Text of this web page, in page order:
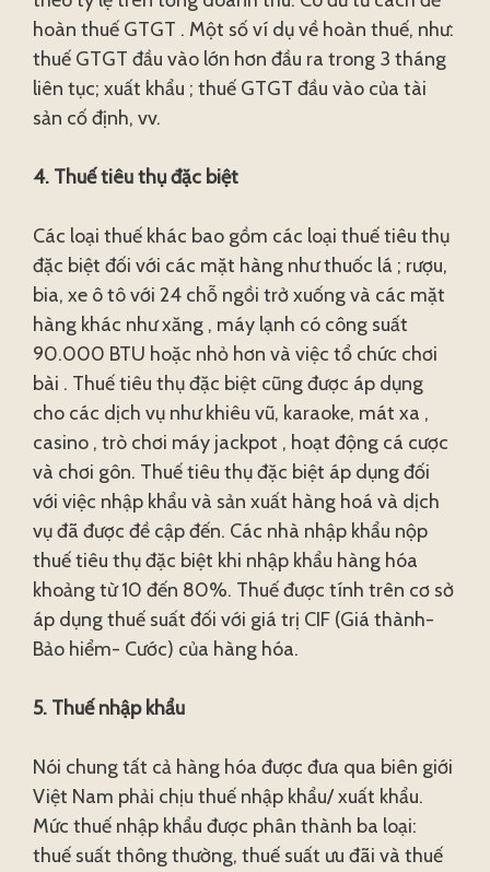
hoàn thuế GTGT . Một số ví dụ về hoàn thuế, như:
thuế GTGT đầu vào lớn hơn đầu ra trong 3 tháng
liên tục; xuất khẩu ; thuế GTGT đầu vào của tài
sản cố định, vv.
4. Thuế tiêu thụ đặc biệt
Các loại thuế khác bao gồm các loại thuế tiêu thụ
đặc biệt đối với các mặt hàng như thuốc lá ; rượu,
bia, xe ô tô với 24 chỗ ngồi trở xuống và các mặt
hàng khác như xăng , máy lạnh có công suất
90.000 BTU hoặc nhỏ hơn và việc tổ chức chơi
bài . Thuế tiêu thụ đặc biệt cũng được áp dụng
cho các dịch vụ như khiêu vũ, karaoke, mát xa ,
casino , trò chơi máy jackpot , hoạt động cá cược
và chơi gôn. Thuế tiêu thụ đặc biệt áp dụng đối
với việc nhập khẩu và sản xuất hàng hoá và dịch
vụ đã được đề cập đến. Các nhà nhập khẩu nộp
thuế tiêu thụ đặc biệt khi nhập khẩu hàng hóa
khoảng từ 10 đến 80%. Thuế được tính trên cơ sở
áp dụng thuế suất đối với giá trị CIF (Giá thành-
Bảo hiểm- Cước) của hàng hóa.
5. Thuế nhập khẩu
Nói chung tất cả hàng hóa được đưa qua biên giới
Việt Nam phải chịu thuế nhập khẩu/ xuất khẩu.
Mức thuế nhập khẩu được phân thành ba loại:
thuế suất thông thường, thuế suất ưu đãi và thuế